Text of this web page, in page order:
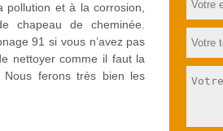
et à la corrosion,
chapeau de cheminée.
91 si vous n’avez pas
nettoyer comme il faut la
Nous ferons très bien les